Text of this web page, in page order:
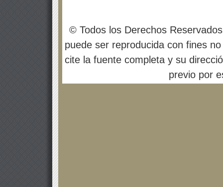
© Todos los Derechos
puede ser reproducida con fines
cite la fuente completa y su
previo por